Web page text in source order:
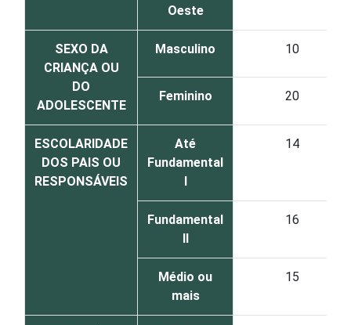
Oeste
SEXO DA
CRIANÇA OU
DO
ADOLESCENTE
Masculino 10
Feminino 20
ESCOLARIDADE
DOS PAIS OU
RESPONSÁVEIS
Até
Fundamental
I
14
Fundamental
II
16
Médio ou
mais
15